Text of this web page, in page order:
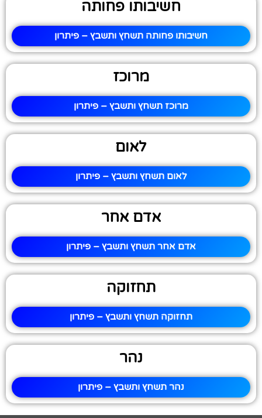
חשיבותו פחותה
חשיבותו פחותה תשחץ ותשבץ – פיתרון
מרוכז
מרוכז תשחץ ותשבץ – פיתרון
לאום
לאום תשחץ ותשבץ – פיתרון
אדם אחר
אדם אחר תשחץ ותשבץ – פיתרון
תחזוקה
תחזוקה תשחץ ותשבץ – פיתרון
נהר
נהר תשחץ ותשבץ – פיתרון